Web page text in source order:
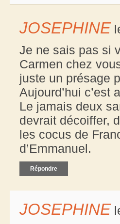
JOSEPHINE
Je ne sais pas si
Carmen chez
juste un présage
Aujourd’hui c’est
Le jamais deux
devrait décoiffer,
les cocus de
d’Emmanuel.
Répondre
JOSEPHINE